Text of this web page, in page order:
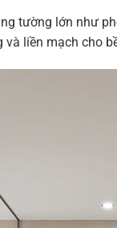
tường lớn như
liền mạch cho